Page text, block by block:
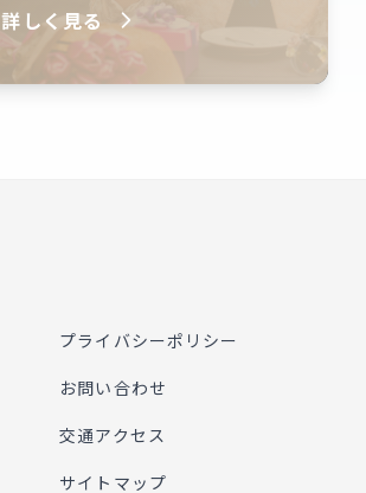
詳しく見る
プライバシーポリシー
お問い合わせ
交通アクセス
サイトマップ